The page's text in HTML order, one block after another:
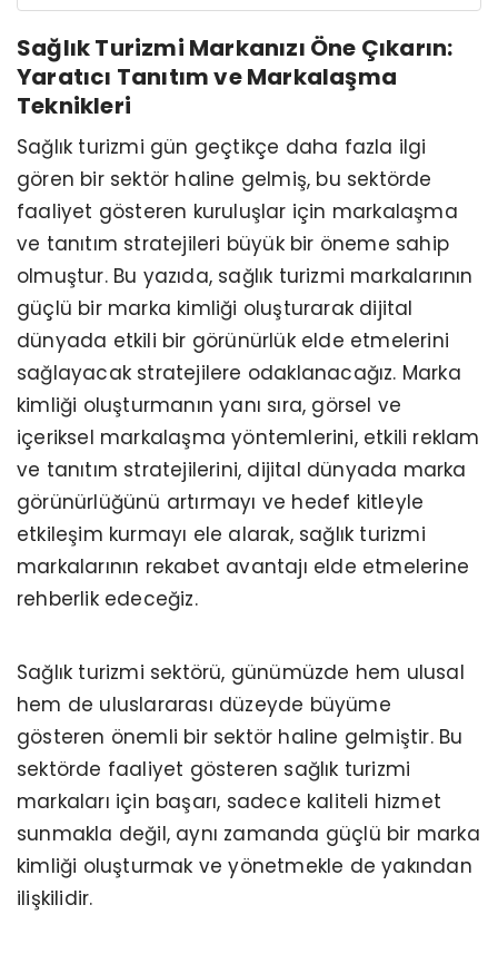
Sağlık Turizmi Markanızı Öne Çıkarın:
Yaratıcı Tanıtım ve Markalaşma
Teknikleri
Sağlık turizmi gün geçtikçe daha fazla ilgi
gören bir sektör haline gelmiş, bu sektörde
faaliyet gösteren kuruluşlar için markalaşma
ve tanıtım stratejileri büyük bir öneme sahip
olmuştur. Bu yazıda, sağlık turizmi markalarının
güçlü bir marka kimliği oluşturarak dijital
dünyada etkili bir görünürlük elde etmelerini
sağlayacak stratejilere odaklanacağız. Marka
kimliği oluşturmanın yanı sıra, görsel ve
içeriksel markalaşma yöntemlerini, etkili reklam
ve tanıtım stratejilerini, dijital dünyada marka
görünürlüğünü artırmayı ve hedef kitleyle
etkileşim kurmayı ele alarak, sağlık turizmi
markalarının rekabet avantajı elde etmelerine
rehberlik edeceğiz.
Sağlık turizmi sektörü, günümüzde hem ulusal
hem de uluslararası düzeyde büyüme
gösteren önemli bir sektör haline gelmiştir. Bu
sektörde faaliyet gösteren sağlık turizmi
markaları için başarı, sadece kaliteli hizmet
sunmakla değil, aynı zamanda güçlü bir marka
kimliği oluşturmak ve yönetmekle de yakından
ilişkilidir.